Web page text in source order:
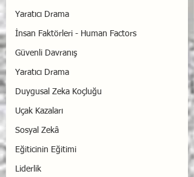
Yaratıcı Drama
İnsan Faktörleri - Human Factors
Güvenli Davranış
Yaratıcı Drama
Duygusal Zeka Koçluğu
Uçak Kazaları
Sosyal Zekâ
Eğiticinin Eğitimi
Liderlik